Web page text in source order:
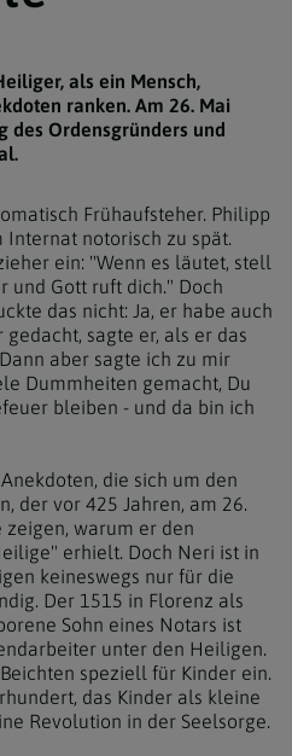
als ein Mensch,
ranken. Am 26. Mai
des Ordensgründers und
Frühaufsteher. Philipp
notorisch zu spät.
ein: "Wenn es läutet, stell
und Gott ruft dich." Doch
das nicht: Ja, er habe auch
sagte er, als er das
aber sagte ich zu mir
Dummheiten gemacht, Du
bleiben - und da bin ich
die sich um den
der vor 425 Jahren, am 26.
zeigen, warum er den
erhielt. Doch Neri ist in
keineswegs nur für die
Der 1515 in Florenz als
Sohn eines Notars ist
unter den Heiligen.
speziell für Kinder ein.
das Kinder als kleine
Revolution in der Seelsorge.